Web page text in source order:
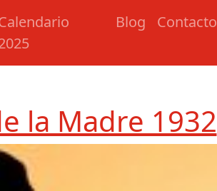
Blog Contacto
la Madre 1932